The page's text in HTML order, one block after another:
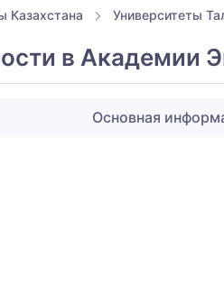
Казахстана Университеты
в Академии
Основная